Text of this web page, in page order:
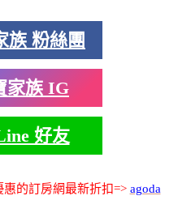
族 粉絲團
家族 IG
好友
的訂房網最新折扣=> agoda